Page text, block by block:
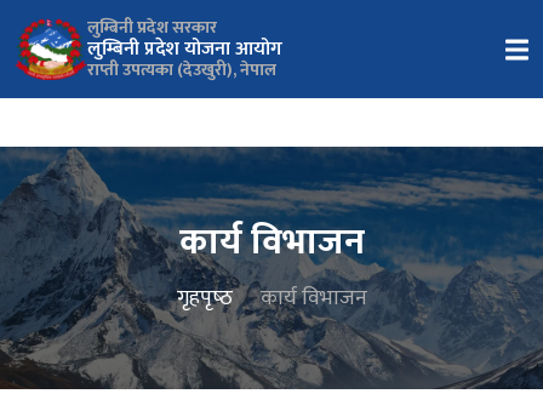
लुम्बिनी प्रदेश सरकार
लुम्बिनी प्रदेश योजना आयोग
राप्ती उपत्यका (देउखुरी), नेपाल
कार्य विभाजन
गृहपृष्‍ठ कार्य विभाजन